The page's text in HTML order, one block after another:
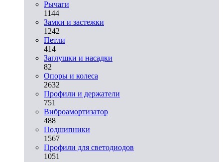
Рычаги
1144
Замки и застежки
1242
Петли
414
Заглушки и насадки
82
Опоры и колеса
2632
Профили и держатели
751
Виброамортизатор
488
Подшипники
1567
Профили для светодиодов
1051